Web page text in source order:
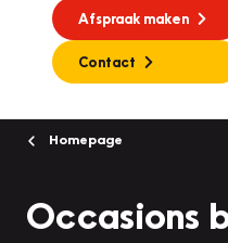
Afspraak maken
Contact
Homepage
Occasions